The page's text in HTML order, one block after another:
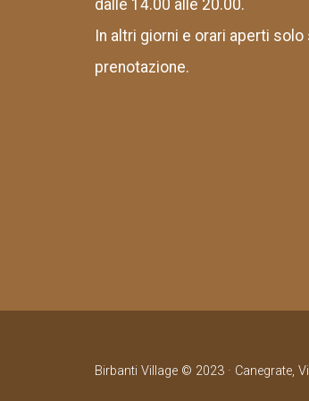
dalle 14.00 alle 20.00.
In altri giorni e orari aperti solo
prenotazione.
Birbanti Village © 2023 · Canegrate,